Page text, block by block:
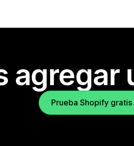
agregar
Prueba Shopify